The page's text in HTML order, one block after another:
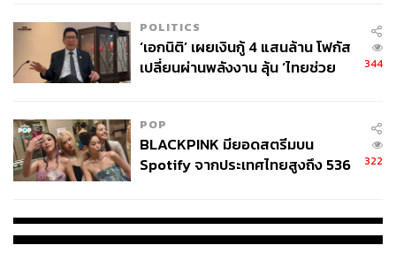
โรงพยาบาลตำรวจ
ผิดจริยธรรม
สาโรจน์ พึงรำพรรณ
234
POLITICS
‘เอกนิติ’ เผยเงินกู้ 4 แสนล้าน โฟกัส
เปลี่ยนผ่านพลังงาน ลุ้น ‘ไทยช่วย
344
POP
BLACKPINK มียอดสตรีมบน
Spotify จากประเทศไทยสูงถึง 536
322